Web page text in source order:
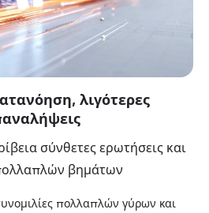
λιγότερες
σύνθετες ερωτήσεις και
βημάτων
πολλαπλών γύρων και